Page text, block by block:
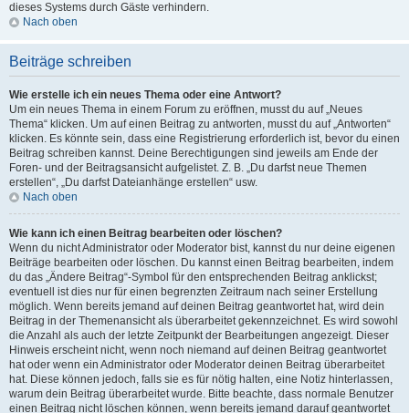
dieses Systems durch Gäste verhindern.
Nach oben
Beiträge schreiben
Wie erstelle ich ein neues Thema oder eine Antwort?
Um ein neues Thema in einem Forum zu eröffnen, musst du auf „Neues
Thema“ klicken. Um auf einen Beitrag zu antworten, musst du auf „Antworten“
klicken. Es könnte sein, dass eine Registrierung erforderlich ist, bevor du einen
Beitrag schreiben kannst. Deine Berechtigungen sind jeweils am Ende der
Foren- und der Beitragsansicht aufgelistet. Z. B. „Du darfst neue Themen
erstellen“, „Du darfst Dateianhänge erstellen“ usw.
Nach oben
Wie kann ich einen Beitrag bearbeiten oder löschen?
Wenn du nicht Administrator oder Moderator bist, kannst du nur deine eigenen
Beiträge bearbeiten oder löschen. Du kannst einen Beitrag bearbeiten, indem
du das „Ändere Beitrag“-Symbol für den entsprechenden Beitrag anklickst;
eventuell ist dies nur für einen begrenzten Zeitraum nach seiner Erstellung
möglich. Wenn bereits jemand auf deinen Beitrag geantwortet hat, wird dein
Beitrag in der Themenansicht als überarbeitet gekennzeichnet. Es wird sowohl
die Anzahl als auch der letzte Zeitpunkt der Bearbeitungen angezeigt. Dieser
Hinweis erscheint nicht, wenn noch niemand auf deinen Beitrag geantwortet
hat oder wenn ein Administrator oder Moderator deinen Beitrag überarbeitet
hat. Diese können jedoch, falls sie es für nötig halten, eine Notiz hinterlassen,
warum dein Beitrag überarbeitet wurde. Bitte beachte, dass normale Benutzer
einen Beitrag nicht löschen können, wenn bereits jemand darauf geantwortet